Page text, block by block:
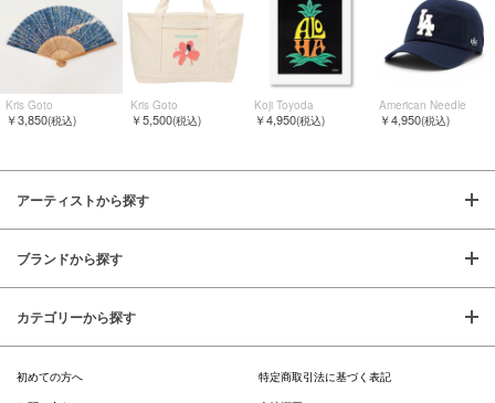
Kris Goto
￥3,850(税込)
Kris Goto
￥5,500(税込)
Koji Toyoda
￥4,950(税込)
American Needle
￥4,950(税込)
アーティストから探す
ブランドから探す
カテゴリーから探す
初めての方へ
特定商取引法に基づく表記